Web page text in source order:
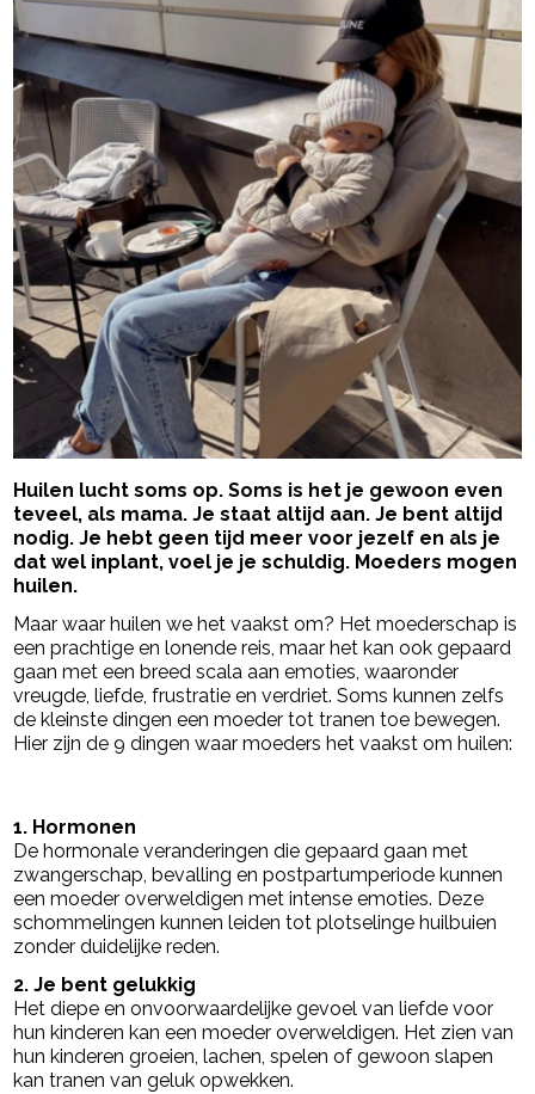
Huilen lucht soms op. Soms is het je gewoon even
teveel, als mama. Je staat altijd aan. Je bent altijd
nodig. Je hebt geen tijd meer voor jezelf en als je
dat wel inplant, voel je je schuldig. Moeders mogen
huilen.
Maar waar huilen we het vaakst om? Het moederschap is
een prachtige en lonende reis, maar het kan ook gepaard
gaan met een breed scala aan emoties, waaronder
vreugde, liefde, frustratie en verdriet. Soms kunnen zelfs
de kleinste dingen een moeder tot tranen toe bewegen.
Hier zijn de 9 dingen waar moeders het vaakst om huilen:
1. Hormonen
De hormonale veranderingen die gepaard gaan met
zwangerschap, bevalling en postpartumperiode kunnen
een moeder overweldigen met intense emoties. Deze
schommelingen kunnen leiden tot plotselinge huilbuien
zonder duidelijke reden.
2. Je bent gelukkig
Het diepe en onvoorwaardelijke gevoel van liefde voor
hun kinderen kan een moeder overweldigen. Het zien van
hun kinderen groeien, lachen, spelen of gewoon slapen
kan tranen van geluk opwekken.